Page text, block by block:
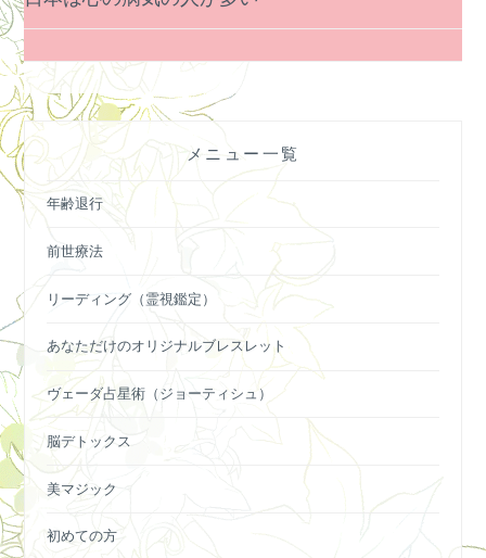
稿
ナ
ビ
ゲ
ー
シ
ョ
メニュー一覧
年齢退行
前世療法
リーディング（霊視鑑定）
あなただけのオリジナルブレスレット
ヴェーダ占星術（ジョーティシュ）
脳デトックス
美マジック
初めての方